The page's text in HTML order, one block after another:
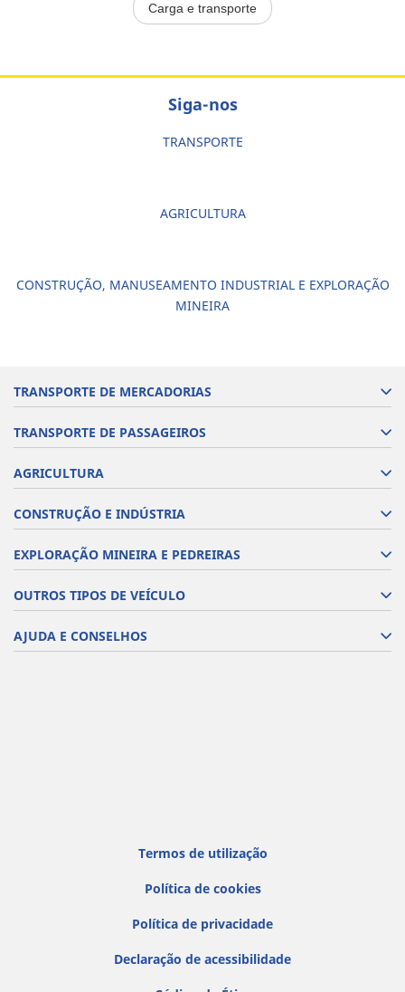
Carga e transporte
Siga-nos
TRANSPORTE
AGRICULTURA
CONSTRUÇÃO, MANUSEAMENTO INDUSTRIAL E EXPLORAÇÃO
MINEIRA
TRANSPORTE DE MERCADORIAS
TRANSPORTE DE PASSAGEIROS
AGRICULTURA
CONSTRUÇÃO E INDÚSTRIA
EXPLORAÇÃO MINEIRA E PEDREIRAS
OUTROS TIPOS DE VEÍCULO
AJUDA E CONSELHOS
Termos de utilização
Política de cookies
Política de privacidade
Declaração de acessibilidade